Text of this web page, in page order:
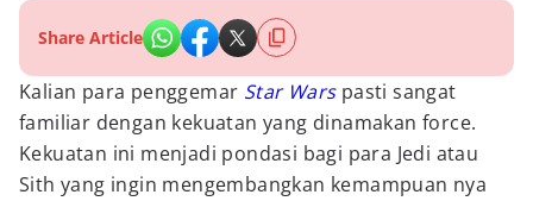
Share Article
Kalian para penggemar Star Warspasti sangat
familiar dengan kekuatan yang dinamakan force.
Kekuatan ini menjadi pondasi bagi para Jedi atau
Sith yang ingin mengembangkan kemampuan nya